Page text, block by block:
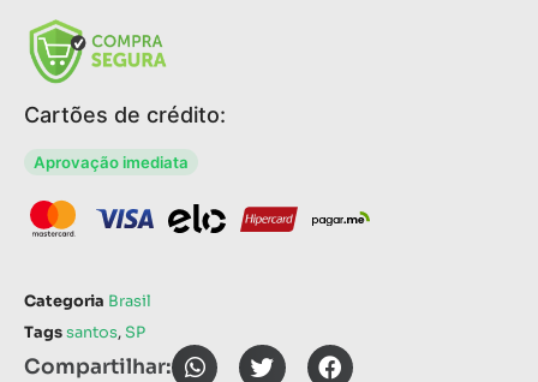
Cartões de crédito:
Aprovação imediata
Categoria Brasil
Tagssantos,SP
Compartilhar: